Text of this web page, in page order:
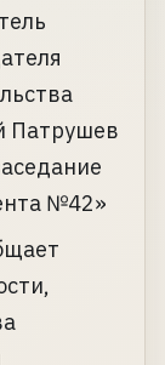
Патрушев
№42»